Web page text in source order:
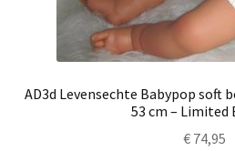
AD3d Levensechte Babypop soft
53 cm – Limited
€74,95